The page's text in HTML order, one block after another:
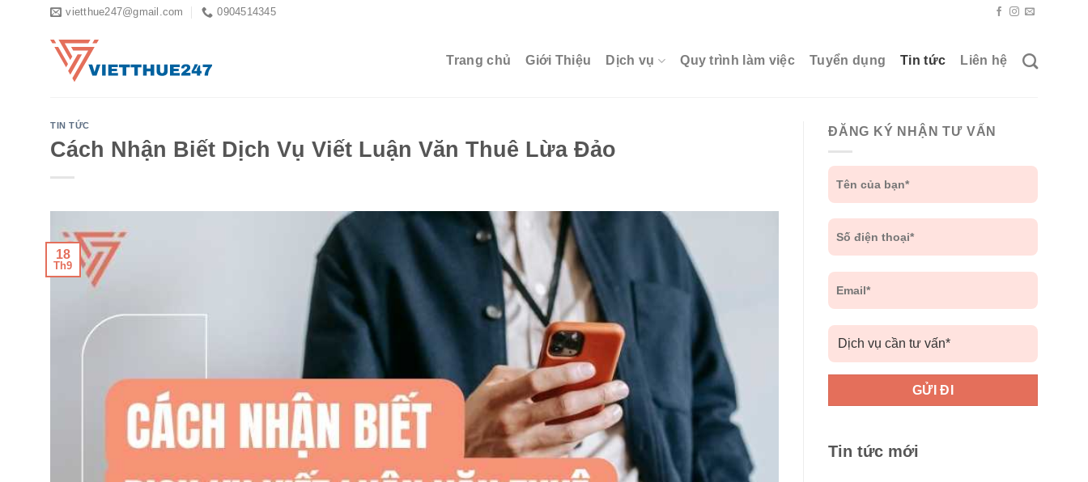
vietthue247@gmail.com 0904514345
Trang chủ Giới Thiệu Dịch vụ Quy trình làm việc Tuyển dụng Tin tức Liên hệ
TIN TỨC
Cách Nhận Biết Dịch Vụ Viết Luận Văn Thuê Lừa Đảo
18
Th9
ĐĂNG KÝ NHẬN TƯ VẤN
Tin tức mới